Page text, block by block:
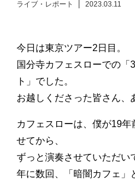
プロフィール
演奏依頼
お問い合わせ
ライブ・レポート 2023.03.11
今日は東京ツアー2日目。
国分寺カフェスローでの「
ト」でした。
お越しくださった皆さん、
カフェスローは、僕が19
せてから、
ずっと演奏させていただい
年に数回、「暗闇カフェ」